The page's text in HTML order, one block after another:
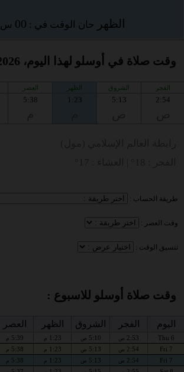
الظهر حان الوقت في : 00س
وقت صلاة في أوسلو لهذا اليوم، 07/08/2026 :
الفجر الشروق الظهر العصر
2:54
5:13
1:23
5:38
طريقة الحساب :
وقت العصر :
تنسيق الوقت :
وقت صلاة أوسلو للاسبوع :
اليوم الفجر الشروق الظهر العصر
Thu 6
2:53 ص 5:10 ص 1:23 م 5:39 م
Fri 7
2:54 ص 5:13 ص 1:23 م 5:38 م
Fri 7
2:54 ص 5:13 ص 1:23 م 5:38 م